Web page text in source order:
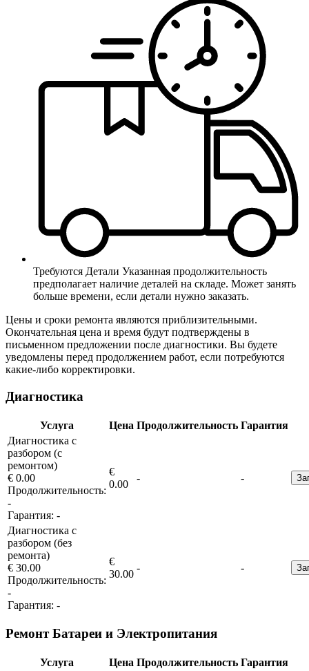
Требуются Детали Указанная продолжительность
предполагает наличие деталей на складе. Может занять
больше времени, если детали нужно заказать.
Цены и сроки ремонта являются приблизительными.
Окончательная цена и время будут подтверждены в
письменном предложении после диагностики. Вы будете
уведомлены перед продолжением работ, если потребуются
какие-либо корректировки.
Диагностика
Услуга Цена Продолжительность Гарантия
Диагностика с
разбором (с
ремонтом)
€ 0.00
Продолжительность:
-
Гарантия: -
€
0.00
- -
Диагностика с
разбором (без
ремонта)
€ 30.00
Продолжительность:
-
Гарантия: -
€
30.00
- -
Ремонт Батареи и Электропитания
Услуга Цена Продолжительность Гарантия